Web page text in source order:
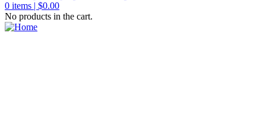
0 items | $0.00
No products in the cart.